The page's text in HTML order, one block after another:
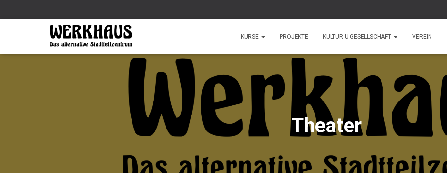
KURSE PROJEKTE KULTUR U GESELLSCHAFT VEREIN
Theater